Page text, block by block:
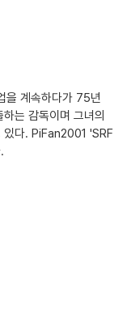
계속하다가 75년
는 감독이며 그녀의
있다. PiFan2001 'SRF